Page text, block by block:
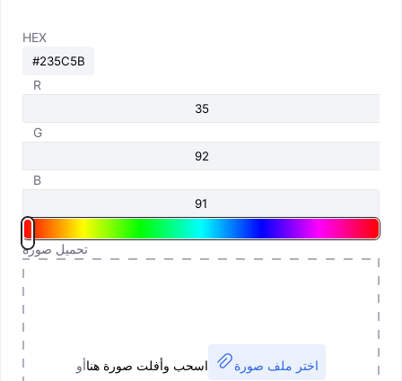
HEX
R
G
B
تحميل صورة
اسحب وأفلت صورة هناأو اختر ملف صورة